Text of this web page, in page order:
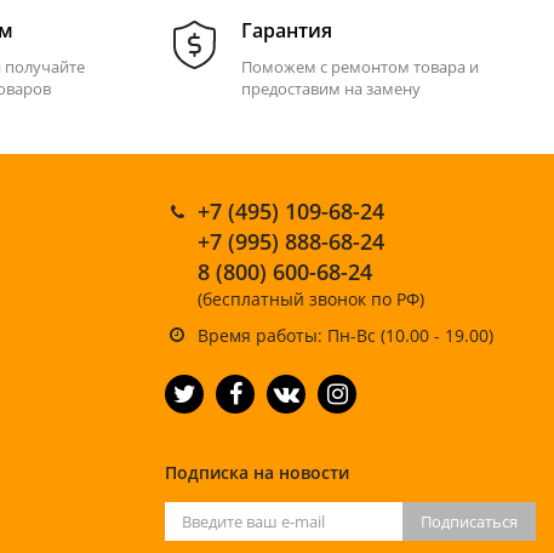
получайте
Гарантия
Поможем с ремонтом товара и
предоставим на замену
+7 (495) 109-68-24
+7 (995) 888-68-24
8 (800) 600-68-24
(бесплатный звонок по РФ)
Время работы: Пн-Вс (10.00 - 19.00)
Подписка на новости
Подписаться